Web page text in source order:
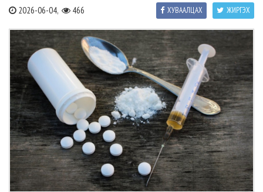
2026-06-04, 466 ЖИРГЭХ
ХУВААЛЦАХ